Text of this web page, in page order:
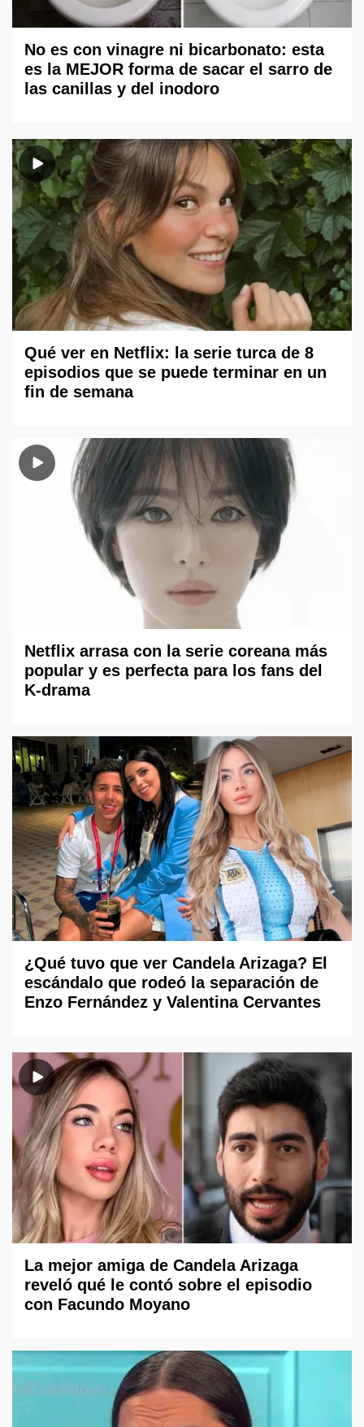
No es con vinagre ni bicarbonato: esta
es la MEJOR forma de sacar el sarro de
las canillas y del inodoro
Qué ver en Netflix: la serie turca de 8
episodios que se puede terminar en un
fin de semana
Netflix arrasa con la serie coreana más
popular y es perfecta para los fans del
K-drama
¿Qué tuvo que ver Candela Arizaga? El
escándalo que rodeó la separación de
Enzo Fernández y Valentina Cervantes
La mejor amiga de Candela Arizaga
reveló qué le contó sobre el episodio
con Facundo Moyano